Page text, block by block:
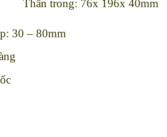
76x 196x 40mm
30 – 80mm